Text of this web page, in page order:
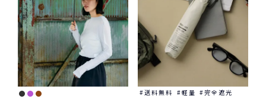
送料無料 軽量 完全遮光